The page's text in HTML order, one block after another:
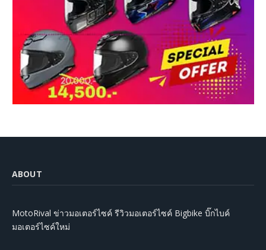
ABOUT
MotoRival ข่าวมอเตอร์ไซค์ รีวิวมอเตอร์ไซค์ Bigbike บิ๊กไบค์
มอเตอร์ไซค์ใหม่